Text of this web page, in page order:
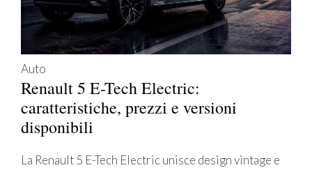
Auto
Renault 5 E-Tech Electric:
caratteristiche, prezzi e versioni
disponibili
La Renault 5 E-Tech Electric unisce design vintage e